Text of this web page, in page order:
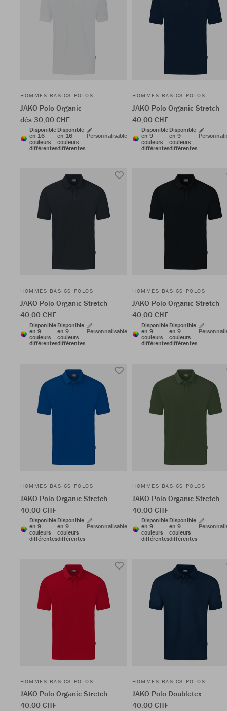
HOMMES BASICS POLOS
JAKO Polo Organic
dès 30,00 CHF
Disponible
en 16
couleurs
différentes
Disponible
en 16
couleurs
différentes
Personnalisable
HOMMES BASICS POLOS
JAKO Polo Organic Stretch
40,00 CHF
Disponible
en 9
couleurs
différentes
Disponible
en 9
couleurs
différentes
HOMMES BASICS POLOS
JAKO Polo Organic Stretch
40,00 CHF
Disponible
en 9
couleurs
différentes
Disponible
en 9
couleurs
différentes
Personnalisable
HOMMES BASICS POLOS
JAKO Polo Organic Stretch
40,00 CHF
Disponible
en 9
couleurs
différentes
Disponible
en 9
couleurs
différentes
HOMMES BASICS POLOS
JAKO Polo Organic Stretch
40,00 CHF
Disponible
en 9
couleurs
différentes
Disponible
en 9
couleurs
différentes
Personnalisable
HOMMES BASICS POLOS
JAKO Polo Organic Stretch
40,00 CHF
Disponible
en 9
couleurs
différentes
Disponible
en 9
couleurs
différentes
HOMMES BASICS POLOS
JAKO Polo Organic Stretch
40,00 CHF
HOMMES BASICS POLOS
JAKO Polo Doubletex
40,00 CHF